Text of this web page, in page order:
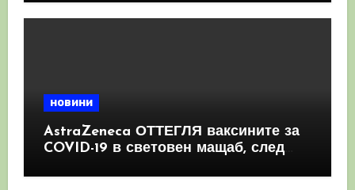
новини
AstraZeneca ОТТЕГЛЯ ваксините за
COVID-19 в световен мащаб, след
КРЪВНИ съсиреци